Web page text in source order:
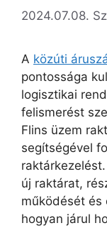
2024.07.08.
A közúti
pontossága
logisztikai
felismerést
Flins üzem
segítségével
új raktárat,
működését és
hogyan járul